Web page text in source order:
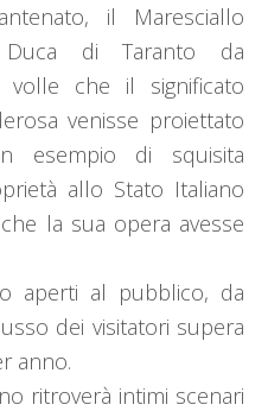
il Maresciallo
Duca di Taranto da
volle che il significato
venisse proiettato
esempio di squisita
allo Stato Italiano
la sua opera avesse
aperti al pubblico, da
dei visitatori supera
anno.
ritroverà intimi scenari